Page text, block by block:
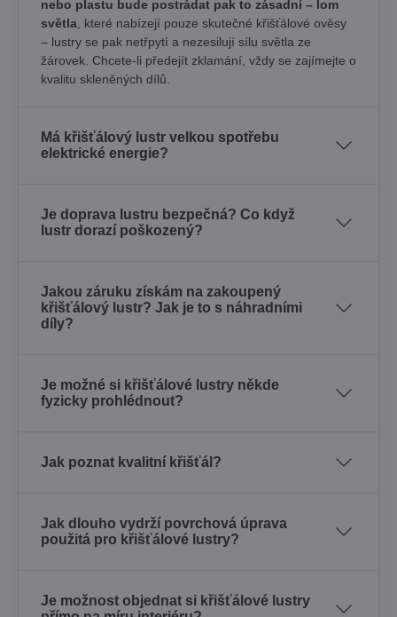
nebo plastu bude postrádat pak to zásadní – lom
světla, které nabízejí pouze skutečné křišťálové ověsy
– lustry se pak netřpytí a nezesilují sílu světla ze
žárovek. Chcete-li předejít zklamání, vždy se zajímejte o
kvalitu skleněných dílů.
Má křišťálový lustr velkou spotřebu
elektrické energie?
Je doprava lustru bezpečná? Co když
lustr dorazí poškozený?
Jakou záruku získám na zakoupený
křišťálový lustr? Jak je to s náhradními
díly?
Je možné si křišťálové lustry někde
fyzicky prohlédnout?
Jak poznat kvalitní křišťál?
Jak dlouho vydrží povrchová úprava
použitá pro křišťálové lustry?
Je možnost objednat si křišťálové lustry